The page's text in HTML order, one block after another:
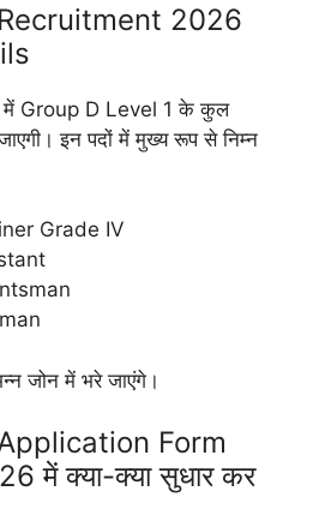
2026
में Group D Level 1 के कुल
इन पदों में मुख्य रूप से निम्न
Grade IV
जोन में भरे जाएंगे।
Form
में क्या-क्या सुधार कर